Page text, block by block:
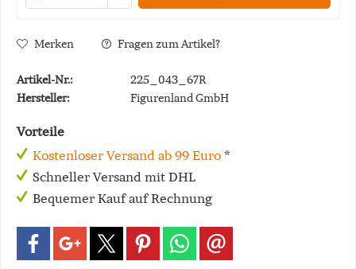
Merken Fragen zum Artikel?
Artikel-Nr.:
225_043_67R
Hersteller:
Figurenland GmbH
Vorteile
Kostenloser Versand ab 99 Euro *
Schneller Versand mit DHL
Bequemer Kauf auf Rechnung